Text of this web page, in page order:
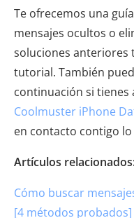
Te ofrecemos una
mensajes ocultos o
soluciones anteriores
tutorial. También
continuación si
Coolmuster iPhone
en contacto contigo
Artículos
Cómo buscar
[4 métodos probados]